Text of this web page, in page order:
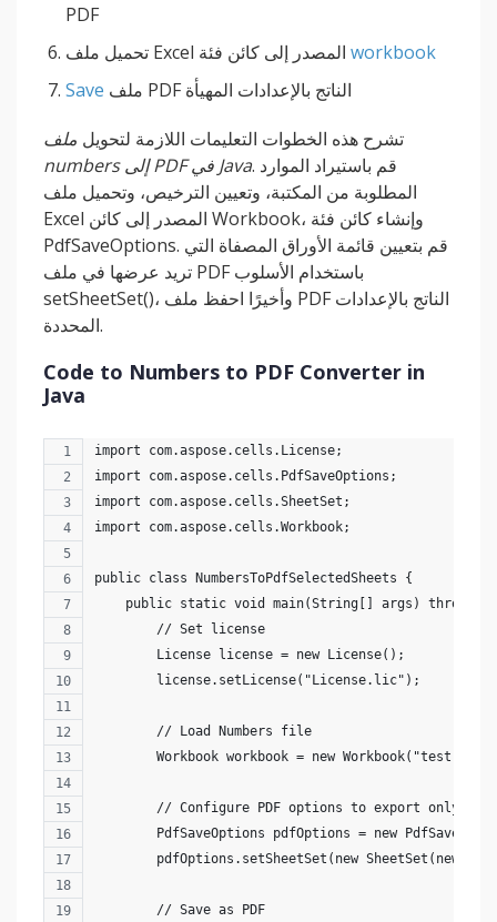
PDF
workbook
Save
ملف PDF الناتج بالإعدادات المهيأة
تشرح هذه الخطوات التعليمات اللازمة لتحويل ملف
numbers إلى PDF في Java. قم باستيراد الموارد
المطلوبة من المكتبة، وتعيين الترخيص، وتحميل ملف
Excel المصدر إلى كائن Workbook، وإنشاء كائن فئة
PdfSaveOptions. قم بتعيين قائمة الأوراق المصفاة التي
تريد عرضها في ملف PDF باستخدام الأسلوب
setSheetSet()، وأخيرًا احفظ ملف PDF الناتج بالإعدادات
المحددة.
Code to Numbers to PDF Converter in
Java
import com.aspose.cells.License;
import com.aspose.cells.PdfSaveOptions;
import com.aspose.cells.SheetSet;
import com.aspose.cells.Workbook;
public class NumbersToPdfSelectedSheets {
public static void main(String[] args) throws
        // Set license
        License license = new License();
        license.setLicense("License.lic");
        // Load Numbers file
Workbook workbook = new
// Configure PDF options to export only
PdfSaveOptions pdfOptions = new
pdfOptions.setSheetSet(new SheetSet(new
        // Save as PDF